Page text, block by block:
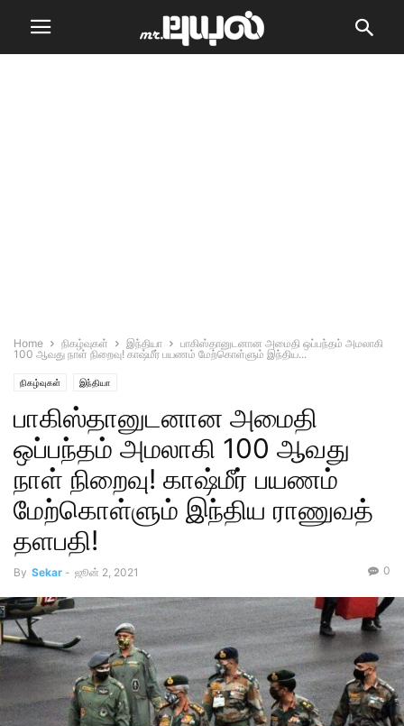
Home நிகழ்வுகள் இந்தியா
பாகிஸ்தானுடனான அமைதி ஒப்பந்தம் அமலாகி
100 ஆவது நாள் நிறைவு! காஷ்மீர் பயணம் மேற்கொள்ளும் இந்திய...
நிகழ்வுகள் இந்தியா
பாகிஸ்தானுடனான அமைதி
ஒப்பந்தம் அமலாகி 100 ஆவது
நாள் நிறைவு! காஷ்மீர் பயணம்
மேற்கொள்ளும் இந்திய ராணுவத்
தளபதி!
By Sekar - ஜூன் 2, 2021 0